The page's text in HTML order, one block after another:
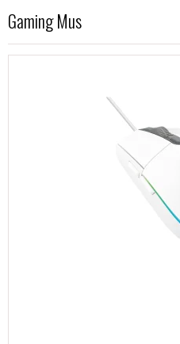
Gaming Mus